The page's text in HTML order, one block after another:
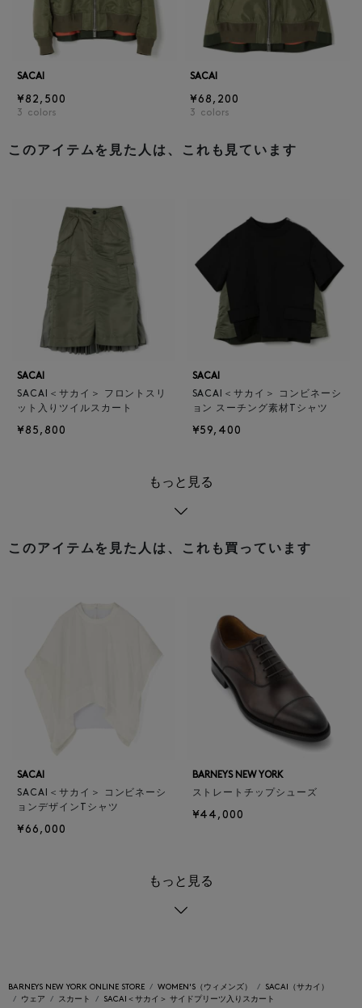
SACAI
¥82,500
3 colors
SACAI
¥68,200
3 colors
このアイテムを見た人は、これも見ています
SACAI
SACAI＜サカイ＞ フロントスリ
ット入りツイルスカート
¥85,800
SACAI
SACAI＜サカイ＞ コンビネーシ
ョン スーチング素材Tシャツ
¥59,400
もっと見る
このアイテムを見た人は、これも買っています
SACAI
SACAI＜サカイ＞ コンビネーシ
ョンデザインTシャツ
¥66,000
BARNEYS NEW YORK
ストレートチップシューズ
¥44,000
もっと見る
BARNEYS NEW YORK ONLINE STORE WOMEN'S（ウィメンズ）
SACAI（サカイ）
ウェア
スカート SACAI＜サカイ＞ サイドプリーツ入りスカート